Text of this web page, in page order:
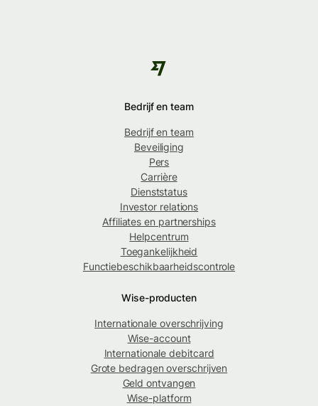
Bedrijf en team
Bedrijf en team
Beveiliging
Pers
Carrière
Dienststatus
Investor relations
Affiliates en partnerships
Helpcentrum
Toegankelijkheid
Functiebeschikbaarheidscontrole
Wise-producten
Internationale overschrijving
Wise-account
Internationale debitcard
Grote bedragen overschrijven
Geld ontvangen
Wise-platform